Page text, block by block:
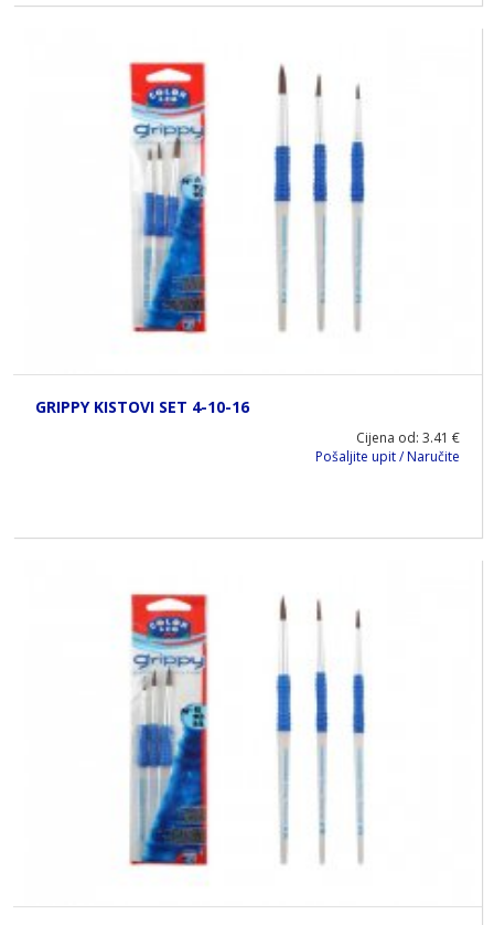
GRIPPY KISTOVI SET 4-10-16
Cijena od: 3.41 €
Pošaljite upit / Naručite